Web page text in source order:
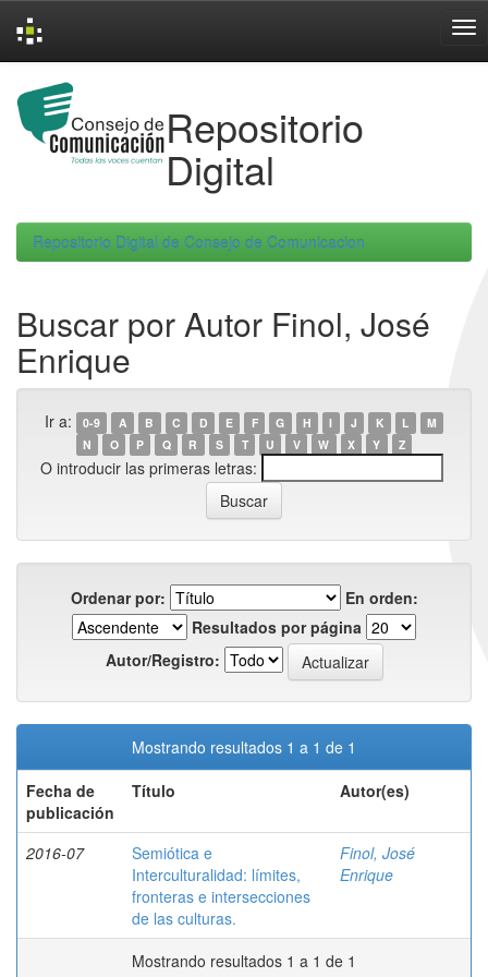
navigation
Repositorio
Digital
Repositorio Digital de Consejo de Comunicacion
Buscar por Autor Finol, José
Enrique
Ir a: 0-9 A B C D E F G H I J K L
M
N
O P Q R S T U V W X Y Z
O introducir las primeras letras:
Ordenar por:
En orden:
Resultados por página
Autor/Registro:
Mostrando resultados 1 a 1 de 1
Fecha de
publicación
Título Autor(es)
2016-07
Semiótica e
Interculturalidad: límites,
fronteras e intersecciones
de las culturas.
Finol, José
Enrique
Mostrando resultados 1 a 1 de 1